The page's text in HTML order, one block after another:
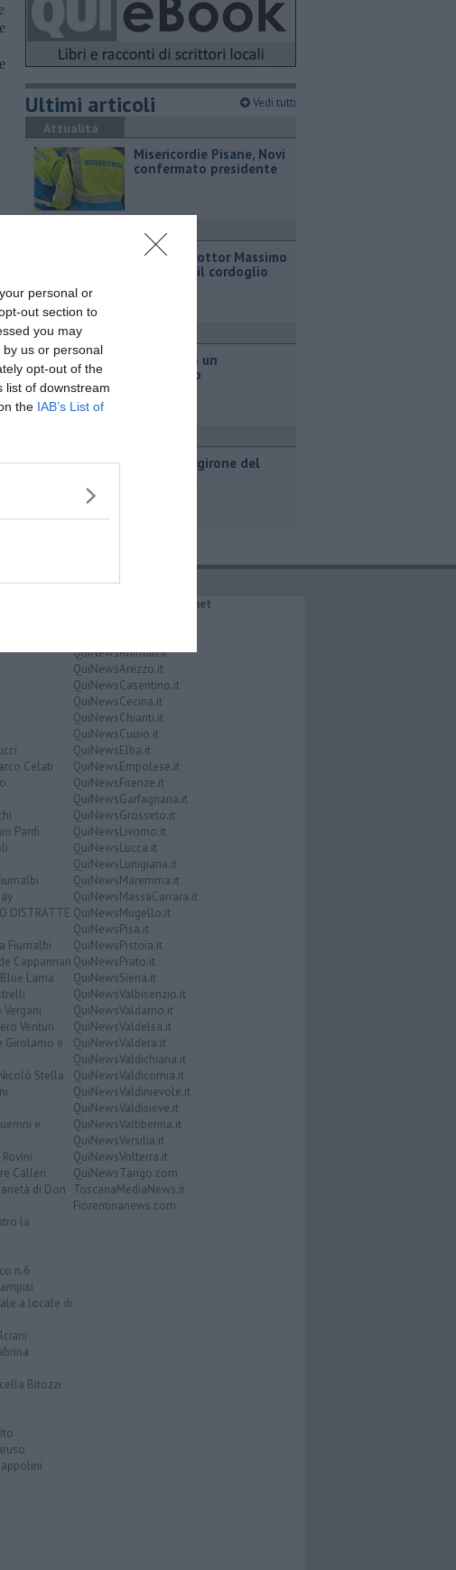
personal or
out section to
you may
us or personal
opt-out of the
list of downstream
the IAB’s List of
Ultimi articoli Vedi tutti
Attualità
Misericordie Pisane, Novi
confermato presidente
Addio al dottor Massimo
Campana, il cordoglio
Attualità
Va a fuoco un
magazzino
Svelato il girone del
Celati
Pardi
DISTRATTE
Fiumalbi
Cappannari
Lama
Vergani
Venturi
Girolamo e
Stella
e
Calleri
di Don
la
n.6
a locale di
Bitozzi
IL NETWORK QuiNews.net
QuiNewsAnimali.it
QuiNewsArezzo.it
QuiNewsCasentino.it
QuiNewsCecina.it
QuiNewsChianti.it
QuiNewsCuoio.it
QuiNewsElba.it
QuiNewsEmpolese.it
QuiNewsFirenze.it
QuiNewsGarfagnana.it
QuiNewsGrosseto.it
QuiNewsLivorno.it
QuiNewsLucca.it
QuiNewsLunigiana.it
QuiNewsMaremma.it
QuiNewsMassaCarrara.it
QuiNewsMugello.it
QuiNewsPisa.it
QuiNewsPistoia.it
QuiNewsPrato.it
QuiNewsSiena.it
QuiNewsValbisenzio.it
QuiNewsValdarno.it
QuiNewsValdelsa.it
QuiNewsValdera.it
QuiNewsValdichiana.it
QuiNewsValdicornia.it
QuiNewsValdinievole.it
QuiNewsValdisieve.it
QuiNewsValtiberina.it
QuiNewsVersilia.it
QuiNewsVolterra.it
QuiNewsTango.com
ToscanaMediaNews.it
Fiorentinanews.com